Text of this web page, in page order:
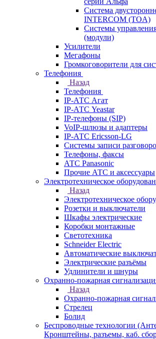
Система
INTERCOM (TOA)
Системы
(модули)
Усилители
Мегафоны
Громкоговорители для
Телефония
Назад
Телефония
IP-АТС Агат
IP-АТС Yeastar
IP-телефоны (SIP)
VoIP-шлюзы и адаптеры
IP-АТС Ericsson-LG
Системы записи
Телефоны, факсы
АТС Panasonic
Прочие АТС и аксессуары
Электротехническое
Назад
Электротехническое
Розетки и выключатели
Шкафы электрические
Коробки монтажные
Светотехника
Schneider Electric
Автоматические
Электрические разъёмы
Удлинители и шнуры
Охранно-пожарная
Назад
Охранно-пожарная
Стрелец
Болид
Беспроводные технологии
Кронштейны, разъемы, каб.